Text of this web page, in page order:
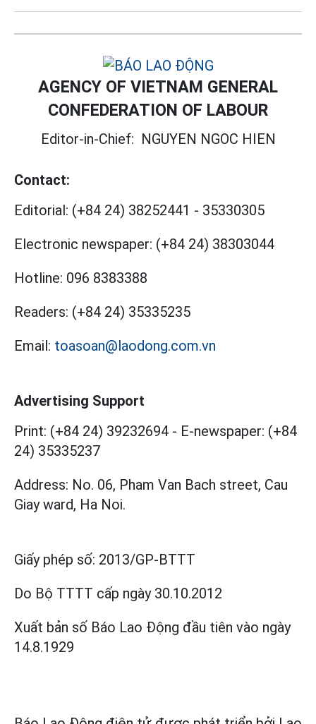
AGENCY OF VIETNAM GENERAL
CONFEDERATION OF LABOUR
Editor-in-Chief: NGUYEN NGOC HIEN
Contact:
Editorial: (+84 24) 38252441 - 35330305
Electronic newspaper: (+84 24) 38303044
Hotline: 096 8383388
Readers: (+84 24) 35335235
Email: toasoan@laodong.com.vn
Advertising Support
Print: (+84 24) 39232694 - E-newspaper: (+84
24) 35335237
Address: No. 06, Pham Van Bach street, Cau
Giay ward, Ha Noi.
Giấy phép số: 2013/GP-BTTT
Do Bộ TTTT cấp ngày 30.10.2012
Xuất bản số Báo Lao Động đầu tiên vào ngày
14.8.1929